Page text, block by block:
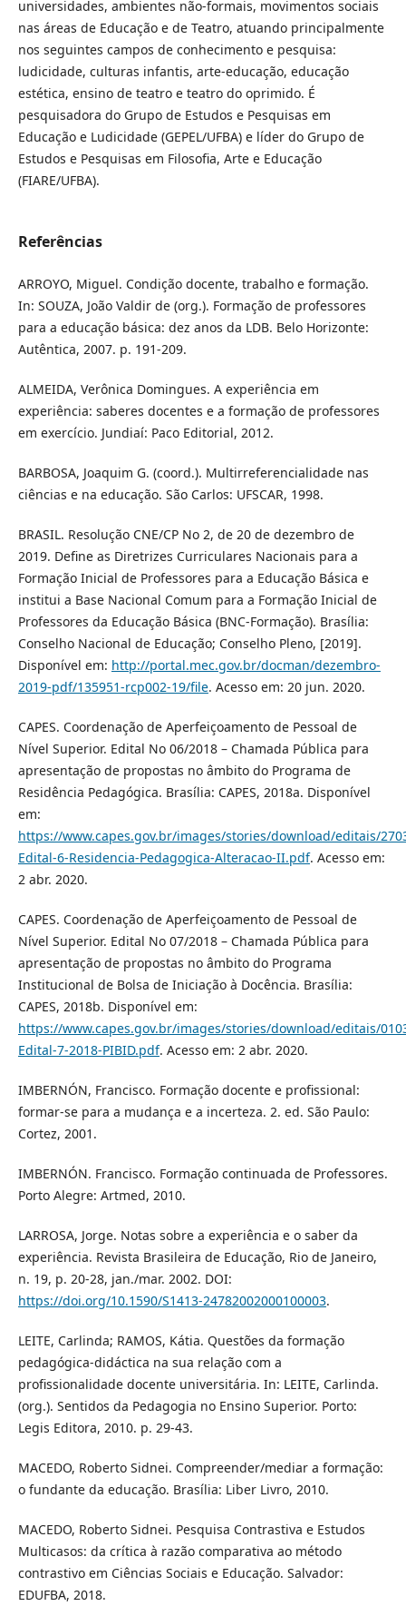
universidades, ambientes não-formais, movimentos sociais
nas áreas de Educação e de Teatro, atuando principalmente
nos seguintes campos de conhecimento e pesquisa:
ludicidade, culturas infantis, arte-educação, educação
estética, ensino de teatro e teatro do oprimido. É
pesquisadora do Grupo de Estudos e Pesquisas em
Educação e Ludicidade (GEPEL/UFBA) e líder do Grupo de
Estudos e Pesquisas em Filosofia, Arte e Educação
(FIARE/UFBA).
Referências
ARROYO, Miguel. Condição docente, trabalho e formação.
In: SOUZA, João Valdir de (org.). Formação de professores
para a educação básica: dez anos da LDB. Belo Horizonte:
Autêntica, 2007. p. 191-209.
ALMEIDA, Verônica Domingues. A experiência em
experiência: saberes docentes e a formação de professores
em exercício. Jundiaí: Paco Editorial, 2012.
BARBOSA, Joaquim G. (coord.). Multirreferencialidade nas
ciências e na educação. São Carlos: UFSCAR, 1998.
BRASIL. Resolução CNE/CP No 2, de 20 de dezembro de
2019. Define as Diretrizes Curriculares Nacionais para a
Formação Inicial de Professores para a Educação Básica e
institui a Base Nacional Comum para a Formação Inicial de
Professores da Educação Básica (BNC-Formação). Brasília:
Conselho Nacional de Educação; Conselho Pleno, [2019].
Disponível em: http://portal.mec.gov.br/docman/dezembro-
2019-pdf/135951-rcp002-19/file. Acesso em: 20 jun. 2020.
CAPES. Coordenação de Aperfeiçoamento de Pessoal de
Nível Superior. Edital No 06/2018 – Chamada Pública para
apresentação de propostas no âmbito do Programa de
Residência Pedagógica. Brasília: CAPES, 2018a. Disponível
em:
https://www.capes.gov.br/images/stories/download/editais/
Edital-6-Residencia-Pedagogica-Alteracao-II.pdf. Acesso em:
2 abr. 2020.
CAPES. Coordenação de Aperfeiçoamento de Pessoal de
Nível Superior. Edital No 07/2018 – Chamada Pública para
apresentação de propostas no âmbito do Programa
Institucional de Bolsa de Iniciação à Docência. Brasília:
CAPES, 2018b. Disponível em:
https://www.capes.gov.br/images/stories/download/editais/
Edital-7-2018-PIBID.pdf. Acesso em: 2 abr. 2020.
IMBERNÓN, Francisco. Formação docente e profissional:
formar-se para a mudança e a incerteza. 2. ed. São Paulo:
Cortez, 2001.
IMBERNÓN. Francisco. Formação continuada de Professores.
Porto Alegre: Artmed, 2010.
LARROSA, Jorge. Notas sobre a experiência e o saber da
experiência. Revista Brasileira de Educação, Rio de Janeiro,
n. 19, p. 20-28, jan./mar. 2002. DOI:
https://doi.org/10.1590/S1413-24782002000100003.
LEITE, Carlinda; RAMOS, Kátia. Questões da formação
pedagógica-didáctica na sua relação com a
profissionalidade docente universitária. In: LEITE, Carlinda.
(org.). Sentidos da Pedagogia no Ensino Superior. Porto:
Legis Editora, 2010. p. 29-43.
MACEDO, Roberto Sidnei. Compreender/mediar a formação:
o fundante da educação. Brasília: Liber Livro, 2010.
MACEDO, Roberto Sidnei. Pesquisa Contrastiva e Estudos
Multicasos: da crítica à razão comparativa ao método
contrastivo em Ciências Sociais e Educação. Salvador:
EDUFBA, 2018.